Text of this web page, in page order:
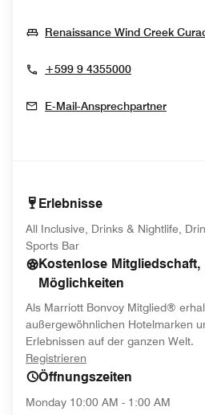
Renaissance Wind Creek
+599 9 4355000
E-Mail-Ansprechpartner
Erlebnisse
All Inclusive, Drinks & Nightlife,
Sports Bar
Kostenlose Mitgliedschaft,
Möglichkeiten
Als Marriott Bonvoy Mitglied®
außergewöhnlichen Hotelmarken
Erlebnissen auf der ganzen Welt.
Registrieren
Öffnungszeiten
Monday 10:00 AM - 1:00 AM